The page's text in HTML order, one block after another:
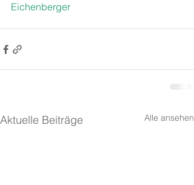
Eichenberger
Aktuelle Beiträge Alle ansehen